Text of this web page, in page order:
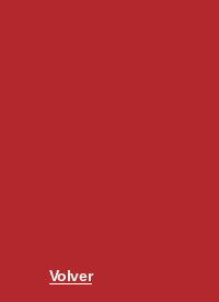
Volver